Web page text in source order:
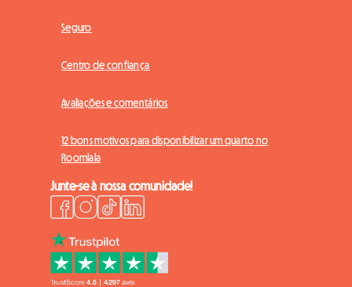
Seguro
Centro de confiança
Avaliações e comentários
12 bons motivos para disponibilizar um quarto no
Roomlala
Junte-se à nossa comunidade!